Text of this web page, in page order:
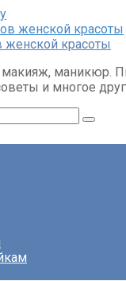
женской красоты
макияж, маникюр.
и многое